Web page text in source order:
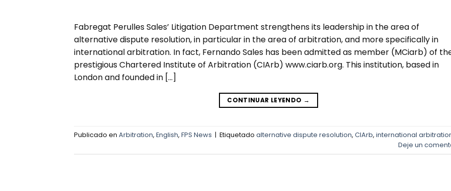
Fabregat Perulles Sales’ Litigation Department strengthens its leadership in the area of
alternative dispute resolution, in particular in the area of arbitration, and more specifically in
international arbitration. In fact, Fernando Sales has been admitted as member (MCiarb) of
prestigious Chartered Institute of Arbitration (CIArb) www.ciarb.org. This institution, based in
London and founded in […]
CONTINUAR LEYENDO →
Publicado en Arbitration, English, FPS News | Etiquetado alternative dispute resolution, CIArb, international
Deje un